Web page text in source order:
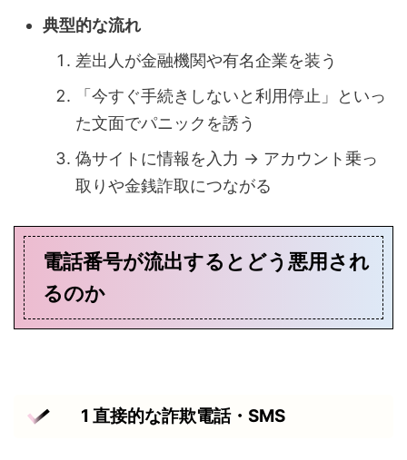
典型的な流れ
差出人が金融機関や有名企業を装う
「今すぐ手続きしないと利用停止」といっ
た文面でパニックを誘う
偽サイトに情報を入力 → アカウント乗っ
取りや金銭詐取につながる
電話番号が流出するとどう悪用され
るのか
1 直接的な詐欺電話・SMS